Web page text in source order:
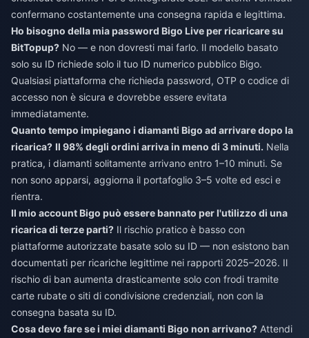
confermano costantemente una consegna rapida e legittima.
Ho bisogno della mia password Bigo Live per ricaricare su
BitTopup? No — e non dovresti mai farlo. Il modello basato
solo su ID richiede solo il tuo ID numerico pubblico Bigo.
Qualsiasi piattaforma che richieda password, OTP o codice di
accesso non è sicura e dovrebbe essere evitata
immediatamente.
Quanto tempo impiegano i diamanti Bigo ad arrivare dopo la
ricarica? Il 98% degli ordini arriva in meno di 3 minuti. Nella
pratica, i diamanti solitamente arrivano entro 1–10 minuti. Se
non sono apparsi, aggiorna il portafoglio 3–5 volte ed esci e
rientra.
Il mio account Bigo può essere bannato per l'utilizzo di una
ricarica di terze parti? Il rischio pratico è basso con
piattaforme autorizzate basate solo su ID — non esistono ban
documentati per ricariche legittime nei rapporti 2025–2026. Il
rischio di ban aumenta drasticamente solo con frodi tramite
carte rubate o siti di condivisione credenziali, non con la
consegna basata su ID.
Cosa devo fare se i miei diamanti Bigo non arrivano? Attendi